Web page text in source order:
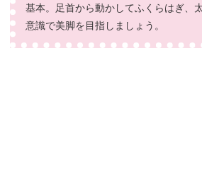
基本。足首から動かしてふくらはぎ、
意識で美脚を目指しましょう。